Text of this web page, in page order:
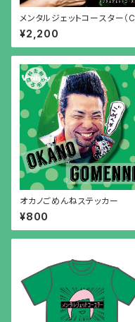
メンタルジェットコースター（C
D）
¥2,200
オカノごめんねステッカー
¥800